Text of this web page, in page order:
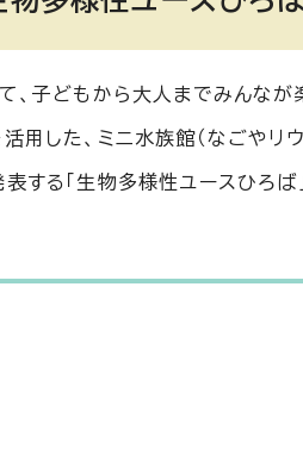
子どもから大人までみんなが
た、ミニ水族館（なごやリウ
る「生物多様性ユースひろ